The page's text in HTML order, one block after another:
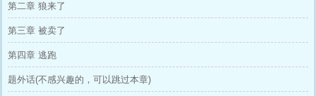
第二章 狼来了
第三章 被卖了
第四章 逃跑
题外话(不感兴趣的，可以跳过本章)